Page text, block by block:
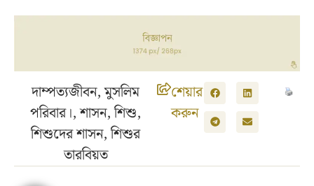
দাম্পত্যজীবন,মুসলিম
পরিবার।,শাসন,শিশু,
শিশুদের শাসন,শিশুর
তারবিয়ত
শেয়ার
করুন